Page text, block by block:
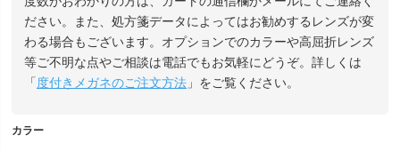
ださい。また、処方箋データによってはお勧めするレンズが変
わる場合もございます。オプションでのカラーや高屈折レンズ
等ご不明な点やご相談は電話でもお気軽にどうぞ。詳しくは
「 度付きメガネのご注文方法 」をご覧ください。
カラー